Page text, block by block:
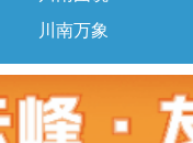
川南万象